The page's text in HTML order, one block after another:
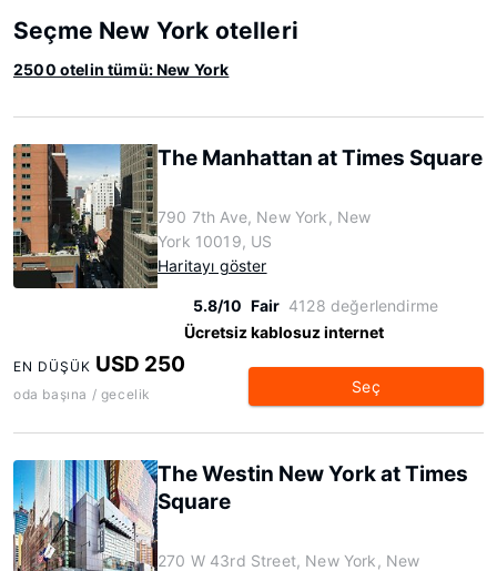
Seçme New York otelleri
2500 otelin tümü: New York
The Manhattan at Times Square
790 7th Ave, New York, New
York 10019, US
Haritayı göster
5.8/10 Fair 4128 değerlendirme
Ücretsiz kablosuz internet
EN DÜŞÜK USD 250
oda başına / gecelik Seç
The Westin New York at Times
Square
270 W 43rd Street, New York, New